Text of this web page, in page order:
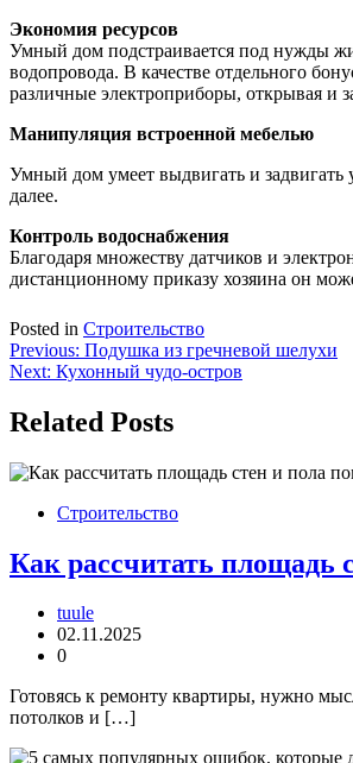
Экономия ресурсов
Умный дом подстраивается под нужды
водопровода. В качестве отдельного
различные электроприборы, открывая и
Манипуляция встроенной мебелью
Умный дом умеет выдвигать и
далее.
Контроль водоснабжения
Благодаря множеству датчиков и
дистанционному приказу хозяина он
Posted in Строительство
Навигация
по
записям
Previous: Подушка из гречневой шелухи
Next: Кухонный чудо-остров
Related Posts
Строительство
Как рассчитать площадь
tuule
02.11.2025
0
Готовясь к ремонту квартиры, нужно
потолков и […]